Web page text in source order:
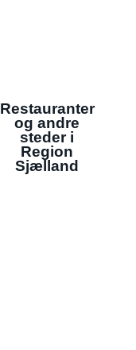
Restauranter
og andre
steder i
Region
Sjælland